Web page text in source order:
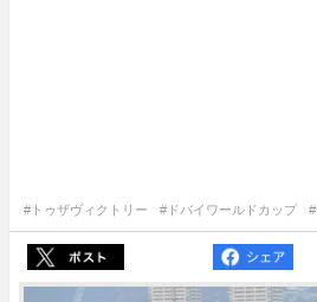
#トゥザヴィクトリー #ドバイワールドカップ